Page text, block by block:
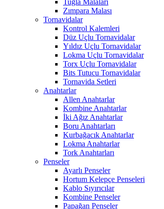
Tuğla Malaları
Zımpara Malası
Tornavidalar
Kontrol Kalemleri
Düz Uçlu Tornavidalar
Yıldız Uçlu Tornavidalar
Lokma Uçlu Tornavidalar
Torx Uçlu Tornavidalar
Bits Tutucu Tornavidalar
Tornavida Setleri
Anahtarlar
Allen Anahtarlar
Kombine Anahtarlar
İki Ağız Anahtarlar
Boru Anahtarları
Kurbağacık Anahtarlar
Lokma Anahtarlar
Tork Anahtarları
Penseler
Ayarlı Penseler
Hortum Kelepçe Penseleri
Kablo Sıyırıcılar
Kombine Penseler
Papağan Penseler